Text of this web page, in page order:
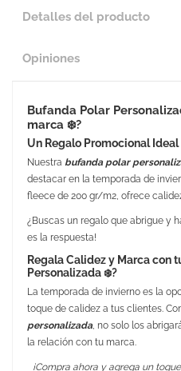
Detalles del producto
Opiniones
Bufanda Polar
marca ❄️?
Un Regalo Promocional
Nuestra bufanda polar
destacar en la temporada de
fleece de 200 gr/m2, ofrece
¿Buscas un regalo que abrigue y
es la respuesta!
Regala Calidez y Marca con
Personalizada ❄️?
La temporada de invierno es la
toque de calidez a tus clientes.
personalizada, no solo los
la relación con tu marca.
¡Compra ahora y agrega un